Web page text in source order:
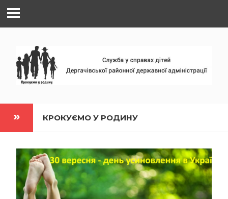
Наверх
КРОКУЄМО У РОДИНУ